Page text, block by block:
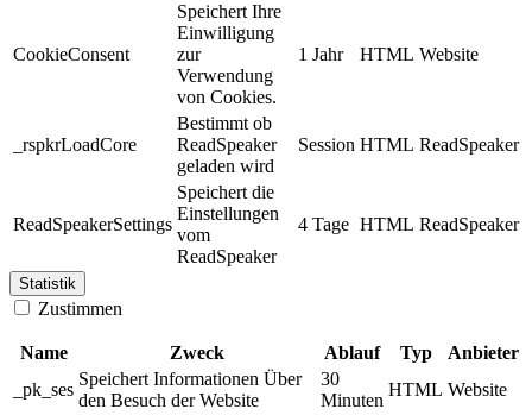
CookieConsent
Speichert Ihre
Einwilligung
zur
Verwendung
von Cookies.
1 Jahr HTML Website
_rspkrLoadCore
Bestimmt ob
ReadSpeaker
geladen wird
Session HTML ReadSpeaker
ReadSpeakerSettings
Speichert die
Einstellungen
vom
ReadSpeaker
4 Tage HTML ReadSpeaker
Statistik
Zustimmen
Name Zweck Ablauf Typ
Anbieter
_pk_ses
Speichert Informationen Über
den Besuch der Website
30
Minuten
HTML Website